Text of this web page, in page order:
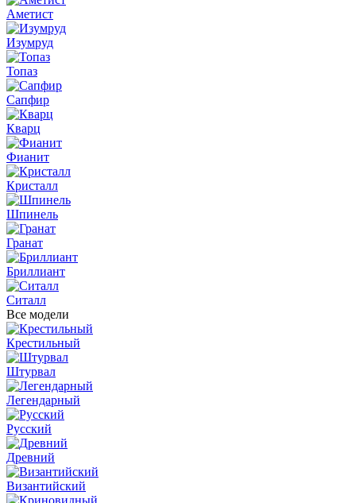
Аметист
Изумруд
Топаз
Сапфир
Кварц
Фианит
Кристалл
Шпинель
Гранат
Бриллиант
Ситалл
Все модели
Крестильный
Штурвал
Легендарный
Русский
Древний
Византийский